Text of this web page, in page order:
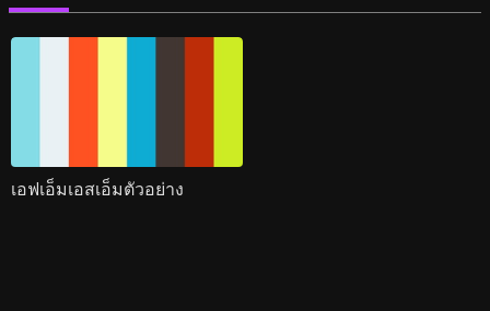
เอฟเอ็มเอสเอ็มตัวอย่าง